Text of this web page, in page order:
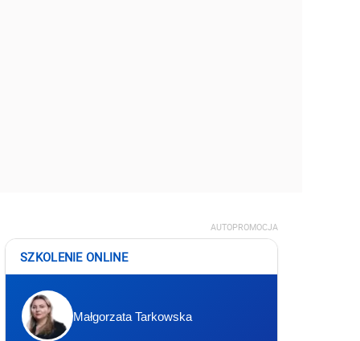
AUTOPROMOCJA
SZKOLENIE ONLINE
Małgorzata Tarkowska